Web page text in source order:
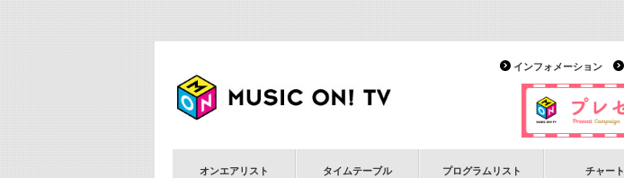
インフォメーション
オンエアリスト タイムテーブル プログラムリスト チャート